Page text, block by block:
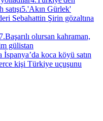
5.'Akın Gürlek'
Sebahattin Şirin gözaltına
7.Başarılı olursan kahraman,
gülistan
koca köyü satın
kişi Türkiye uçuşunu